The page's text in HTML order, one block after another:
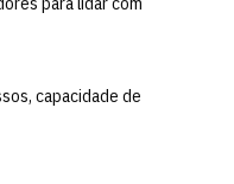
capacidade de